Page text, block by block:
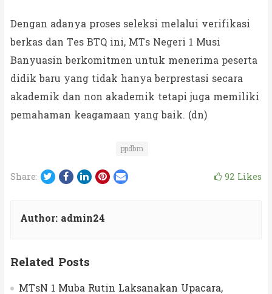
Dengan adanya proses seleksi melalui verifikasi
berkas dan Tes BTQ ini, MTs Negeri 1 Musi
Banyuasin berkomitmen untuk menerima peserta
didik baru yang tidak hanya berprestasi secara
akademik dan non akademik tetapi juga memiliki
pemahaman keagamaan yang baik. (dn)
ppdbm
Share: Twitter
Facebook
LinkedIn
Pinterest
Email 92 Likes
Author: admin24
Related Posts
MTsN 1 Muba Rutin Laksanakan Upacara,